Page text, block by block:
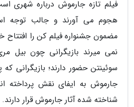
فیلم تازه جارموش درباره شهری
هجوم می آورند و جالب توجه
مضمون جشنواره فیلم کن را افتتاح
نمی میرند بازیگرانی چون بیل
سوئینتن حضور دارند؛ بازیگرانی
جارموش به ایفای نقش پرداخته
شناخته شده آثار جارموش قرار دارند.